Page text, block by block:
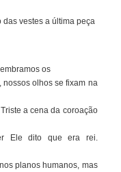
vestes a última peça
os
olhos se fixam na
a cena da coroação
Ele dito que era rei.
planos humanos, mas